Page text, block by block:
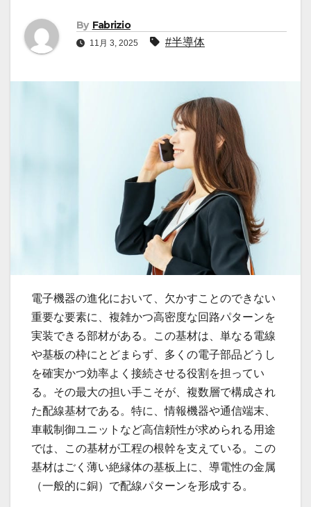
By Fabrizio
11月 3, 2025 #半導体
電子機器の進化において、欠かすことのできない
重要な要素に、複雑かつ高密度な回路パターンを
実装できる部材がある。
この基材は、単なる電線
や基板の枠にとどまらず、多くの電子部品どうし
を確実かつ効率よく接続させる役割を担ってい
る。その最大の担い手こそが、複数層で構成され
た配線基材である。特に、情報機器や通信端末、
車載制御ユニットなど高信頼性が求められる用途
では、この基材が工程の根幹を支えている。この
基材はごく薄い絶縁体の基板上に、導電性の金属
（一般的に銅）で配線パターンを形成する。